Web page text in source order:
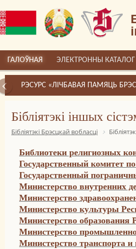
ГАЛОЎНАЯ ЭЛЕКТРОННЫ КАТАЛОГ
РЭСУРС «ЛІЧБАВАЯ ПАМЯЦЬ
Бібліятэкі іншых
Бібліятэкі Брэсцкай вобласці
Библиотеки религиозных
Государственный комитет
Государственный
Министерство внутренних
Министерство
Министерство культуры
Министерство образования
Министерство
Министерство транспорта